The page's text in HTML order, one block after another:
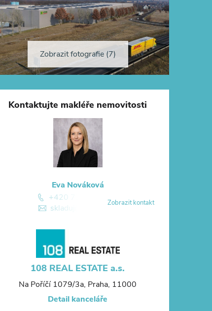
Zobrazit fotografie (7)
Kontaktujte makléře nemovitosti
Eva Nováková
+420 774 881 774
skladuj@skladuj.czZobrazit kontakt
108 REAL ESTATE a.s.
Na Poříčí 1079/3a, Praha, 11000
Detail kanceláře